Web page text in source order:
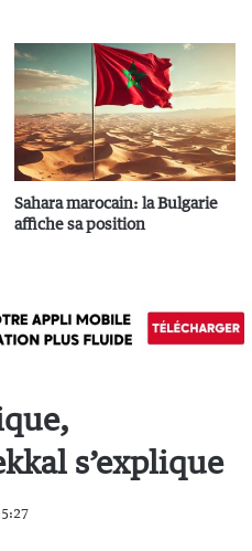
Sahara marocain: la Bulgarie
affiche sa position